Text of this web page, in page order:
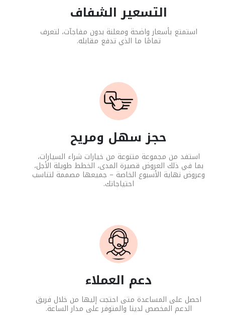
التسعير الشفاف
استمتع بأسعار واضحة ومعلنة بدون مفاجآت، لتعرف
تمامًا ما الذي تدفع مقابله.
حجز سهل ومريح
استفد من مجموعة متنوعة من خيارات شراء السيارات،
بما في ذلك العروض قصيرة المدى، الخطط طويلة الأجل،
وعروض نهاية الأسبوع الخاصة – جميعها مصممة لتناسب
احتياجاتك.
دعم العملاء
احصل على المساعدة متى احتجت إليها من خلال فريق
الدعم المخصص لدينا والمتوفر على مدار الساعة.